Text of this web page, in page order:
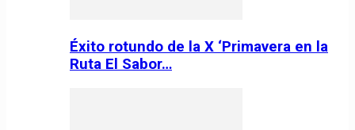
Éxito rotundo de la X ‘Primavera en la
Ruta El Sabor…